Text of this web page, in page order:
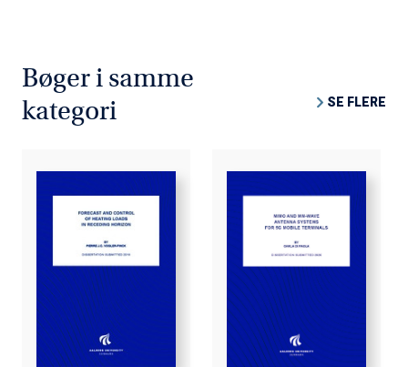
Bøger i samme
kategori
SE FLERE